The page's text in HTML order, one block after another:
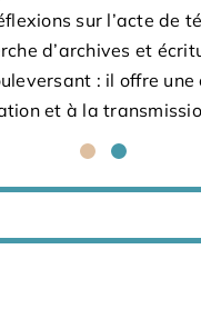
sur l’acte de
d’archives et
: il offre
et à la